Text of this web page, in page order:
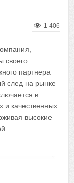
1 406
своего
партнера
след на рынке
в
и качественных
высокие